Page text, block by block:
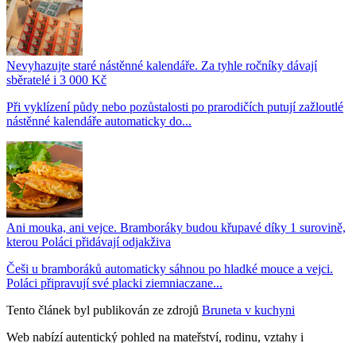
Nevyhazujte staré nástěnné kalendáře. Za tyhle ročníky dávají
sběratelé i 3 000 Kč
Při vyklízení půdy nebo pozůstalosti po prarodičích putují zažloutlé
nástěnné kalendáře automaticky do...
Ani mouka, ani vejce. Bramboráky budou křupavé díky 1 surovině,
kterou Poláci přidávají odjakživa
Češi u bramboráků automaticky sáhnou po hladké mouce a vejci.
Poláci připravují své placki ziemniaczane...
Tento článek byl publikován ze zdrojů Bruneta v kuchyni
Web nabízí autentický pohled na mateřství, rodinu, vztahy i